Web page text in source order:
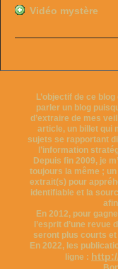
Vidéo mystère
L’objectif de ce
parler un blog
d’extraire de mes
article, un billet qui
sujets se rapportant
l’information
Depuis fin 2009, je
toujours la même ;
extrait(s) pour
identifiable et la
En 2012, pour
l’esprit d’une
seront plus courts et
En 2022, les
ligne :